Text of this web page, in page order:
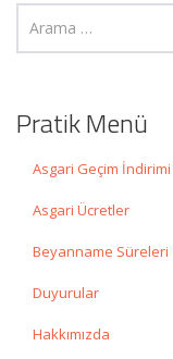
Pratik Menü
Asgari Geçim İndirimi
Asgari Ücretler
Beyanname Süreleri
Duyurular
Hakkımızda